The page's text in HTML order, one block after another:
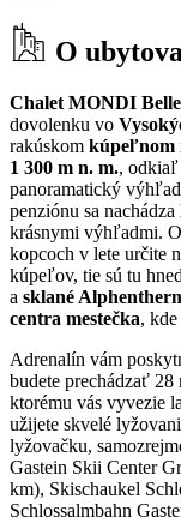
O
Chalet MONDI
dovolenku vo
rakúskom kúpeľnom
1 300 m n. m., odkiaľ
panoramatický
penziónu sa nachádza
krásnymi výhľadmi.
kopcoch v lete určite
kúpeľov, tie sú tu
a sklané
centra mestečka,
Adrenalín vám
budete prechádzať
ktorému vás vyvezie
užijete skvelé
lyžovačku,
Gastein Skii Center
km), Skischaukel
Schlossalmbahn